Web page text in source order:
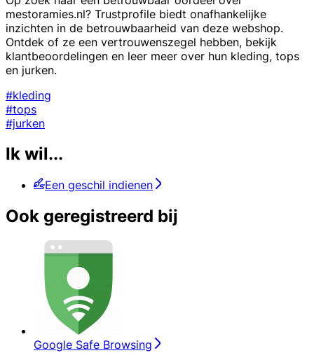
mestoramies.nl? Trustprofile biedt onafhankelijke
inzichten in de betrouwbaarheid van deze webshop.
Ontdek of ze een vertrouwenszegel hebben, bekijk
klantbeoordelingen en leer meer over hun kleding, tops
en jurken.
#kleding
#tops
#jurken
Ik wil...
Een geschil indienen
Ook geregistreerd bij
Google Safe Browsing